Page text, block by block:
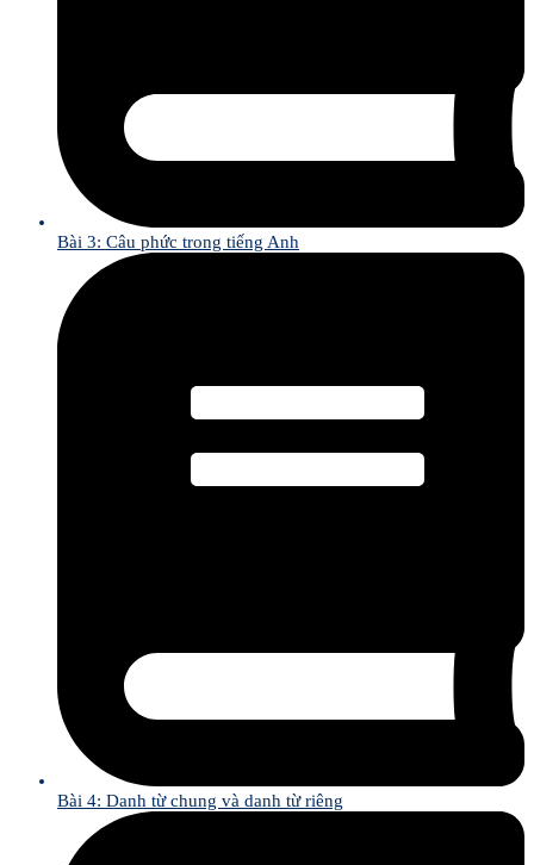
Bài 3: Câu phức trong tiếng Anh
Bài 4: Danh từ chung và danh từ riêng